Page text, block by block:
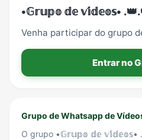
Vídeos
•𝔾𝕣𝕦𝕡𝕠 𝕕𝕖 𝕧𝕚́𝕕𝕖𝕠𝕤•
Venha participar do grupo
Entrar no
Grupo de Whatsapp de
O grupo •𝔾𝕣𝕦𝕡𝕠 𝕕𝕖 𝕧𝕚́𝕕𝕖𝕠𝕤•